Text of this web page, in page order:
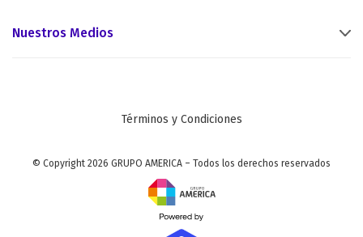
Nuestros Medios
Términos y Condiciones
© Copyright 2026 GRUPO AMERICA – Todos los derechos reservados